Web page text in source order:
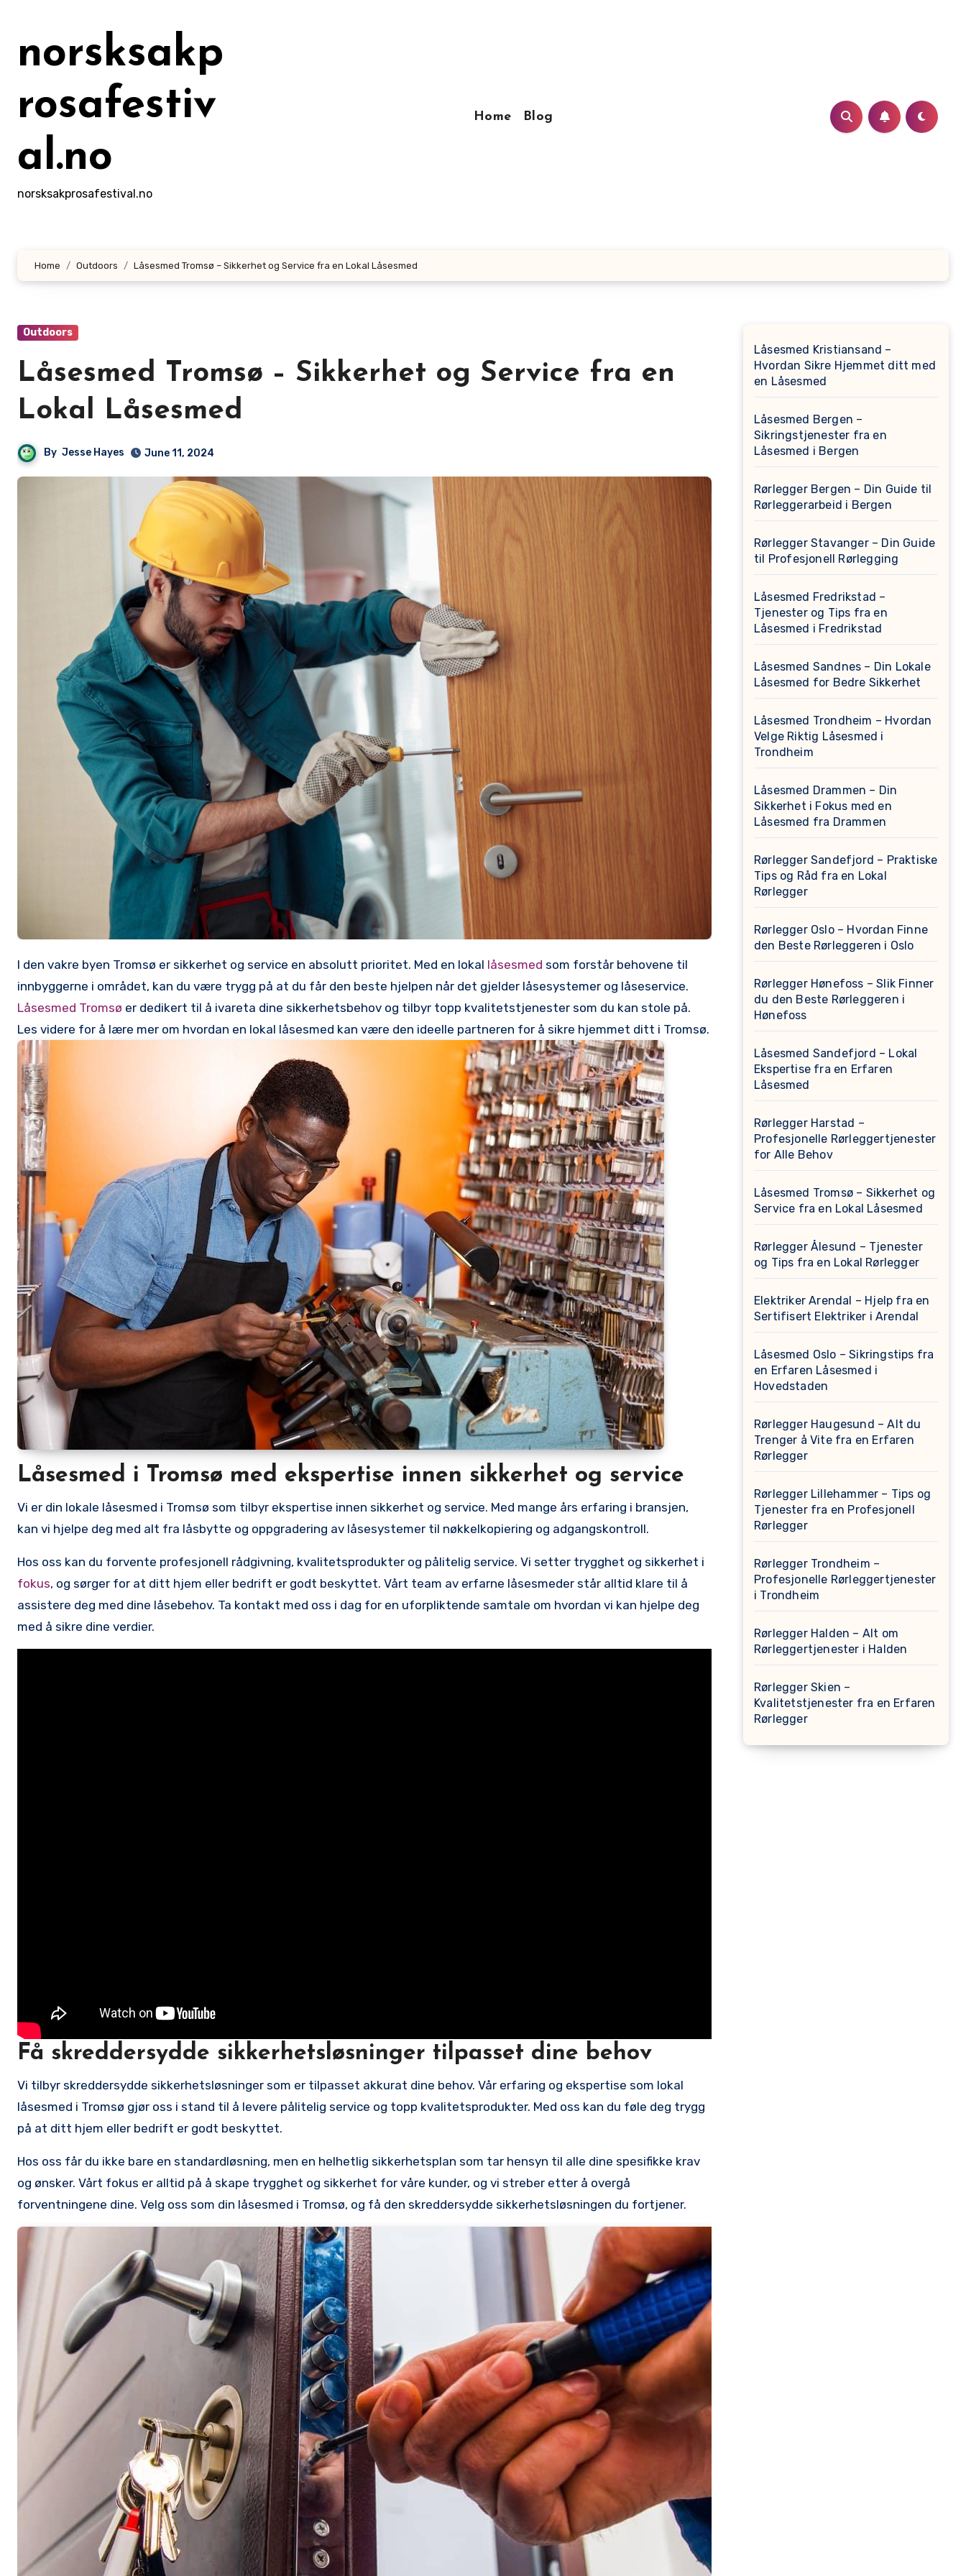
contentnorsksakp
rosafestiv
al.no
norsksakprosafestival.no
Home Blog
Home Outdoors Låsesmed Tromsø – Sikkerhet og Service fra en Lokal Låsesmed
Outdoors
Låsesmed Tromsø – Sikkerhet og Service fra en
Lokal Låsesmed
By Jesse Hayes June 11, 2024
I den vakre byen Tromsø⁣ er ⁣sikkerhet og service en absolutt ‍prioritet. Med en lokal låsesmed som forstår​ behovene til
innbyggerne i området, kan du være ‌trygg på at du får den beste hjelpen⁤ når det gjelder låsesystemer⁤ og låseservice.
Låsesmed Tromsø⁣ er dedikert​ til å‍ ivareta‍ dine‌ sikkerhetsbehov og tilbyr topp kvalitetstjenester ​som du ‌kan stole⁢ på.
Les videre for å lære mer om hvordan en lokal⁤ låsesmed kan være den​ ideelle partneren for ⁣å sikre hjemmet ditt ‌i Tromsø.
Låsesmed i⁢ Tromsø med ekspertise‍ innen sikkerhet og service
Vi ⁣er ⁣din lokale låsesmed i Tromsø som tilbyr ekspertise innen sikkerhet og service. Med mange​ års erfaring i⁤ bransjen,‍
kan vi hjelpe deg med alt fra låsbytte og oppgradering av⁢ låsesystemer‍ til nøkkelkopiering ⁤og adgangskontroll.
Hos oss kan du ⁣forvente profesjonell rådgivning, kvalitetsprodukter og pålitelig service. Vi setter trygghet og sikkerhet ⁢i
fokus, og sørger for ⁤at ditt hjem eller bedrift er godt beskyttet. Vårt team av erfarne låsesmeder står alltid klare til å
assistere deg med dine låsebehov. Ta kontakt med oss i dag for en uforpliktende samtale ⁤om hvordan vi kan hjelpe⁢ deg
med å sikre dine​ verdier.
Få skreddersydde sikkerhetsløsninger tilpasset dine‌ behov
Vi tilbyr skreddersydde ⁣sikkerhetsløsninger ​som er​ tilpasset akkurat dine behov. Vår erfaring og ​ekspertise som lokal
låsesmed i Tromsø gjør oss i stand til å levere ⁣pålitelig service og ‌topp kvalitetsprodukter. Med oss kan du føle deg ‌trygg
på at ditt hjem‌ eller ​bedrift er godt beskyttet.
Hos oss får du⁢ ikke⁤ bare en​ standardløsning, men en helhetlig sikkerhetsplan som tar ⁢hensyn til ‌alle dine spesifikke krav
og ønsker. Vårt fokus er alltid på⁢ å skape trygghet ⁣og sikkerhet for våre ‌kunder, og vi streber etter ⁣å overgå
forventningene dine. Velg ⁣oss som din⁤ låsesmed i Tromsø, og få den skreddersydde ⁤sikkerhetsløsningen du fortjener.
Låsesmed Kristiansand –
Hvordan Sikre Hjemmet ditt med
en Låsesmed
Låsesmed Bergen –
Sikringstjenester fra en
Låsesmed i Bergen
Rørlegger Bergen – Din Guide til
Rørleggerarbeid i Bergen
Rørlegger Stavanger – Din Guide
til Profesjonell Rørlegging
Låsesmed Fredrikstad –
Tjenester og Tips fra en
Låsesmed i Fredrikstad
Låsesmed Sandnes – Din Lokale
Låsesmed for Bedre Sikkerhet
Låsesmed Trondheim – Hvordan
Velge Riktig Låsesmed i
Trondheim
Låsesmed Drammen – Din
Sikkerhet i Fokus med en
Låsesmed fra Drammen
Rørlegger Sandefjord – Praktiske
Tips og Råd fra en Lokal
Rørlegger
Rørlegger Oslo – Hvordan Finne
den Beste Rørleggeren i Oslo
Rørlegger Hønefoss – Slik Finner
du den Beste Rørleggeren i
Hønefoss
Låsesmed Sandefjord – Lokal
Ekspertise fra en Erfaren
Låsesmed
Rørlegger Harstad –
Profesjonelle Rørleggertjenester
for Alle Behov
Låsesmed Tromsø – Sikkerhet og
Service fra en Lokal Låsesmed
Rørlegger Ålesund – Tjenester
og Tips fra en Lokal Rørlegger
Elektriker Arendal – Hjelp fra en
Sertifisert Elektriker i Arendal
Låsesmed Oslo – Sikringstips fra
en Erfaren Låsesmed i
Hovedstaden
Rørlegger Haugesund – Alt du
Trenger å Vite fra en Erfaren
Rørlegger
Rørlegger Lillehammer – Tips og
Tjenester fra en Profesjonell
Rørlegger
Rørlegger Trondheim –
Profesjonelle Rørleggertjenester
i Trondheim
Rørlegger Halden – Alt om
Rørleggertjenester i Halden
Rørlegger Skien –
Kvalitetstjenester fra en Erfaren
Rørlegger